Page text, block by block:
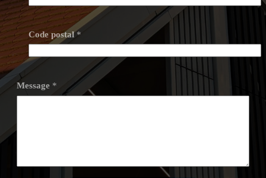
Code postal*
Message *